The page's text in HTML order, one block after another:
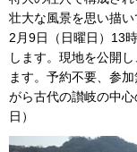
壮大な風景を思い描い
2月9日（日曜日）13
します。現地を公開
ます。予約不要、参
がら古代の讃岐の中
日）